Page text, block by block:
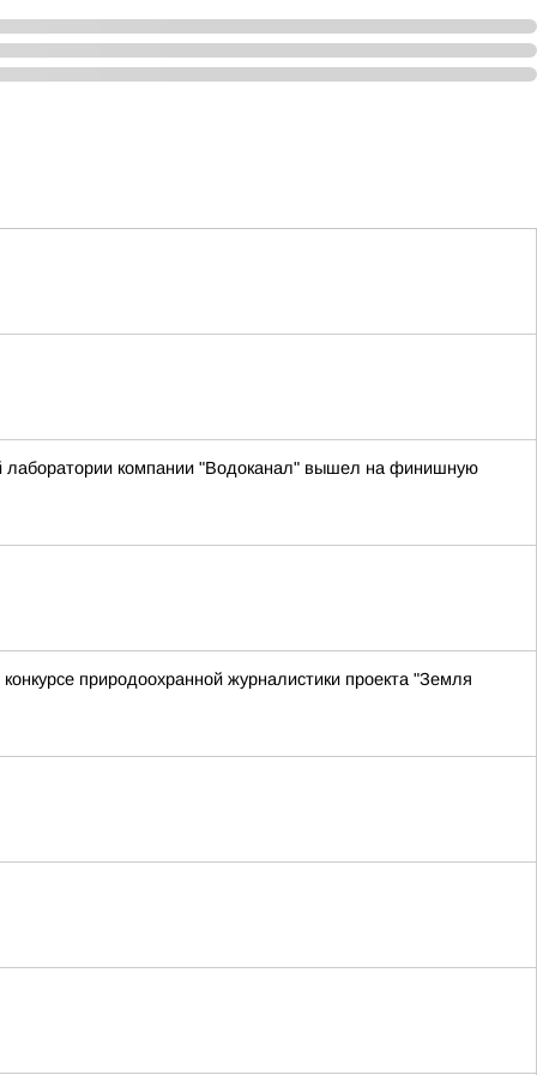
лаборатории компании "Водоканал" вышел на финишную
природоохранной журналистики проекта "Земля